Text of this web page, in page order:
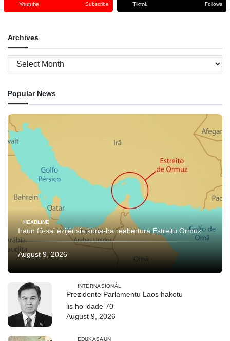
Youtube Subscribe Tiktok Follows
Archives
Archives
Popular News
HEADLINE
Iraun fó-sai ezijénsia kona-ba reabertura Estreitu Ormuz
August 9, 2026
INTERNASIONÁL
Prezidente Parlamentu Laos hakotu
iis ho idade 70
August 9, 2026
EDUKASAUN